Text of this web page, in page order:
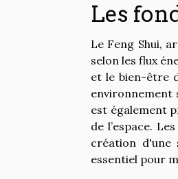
Les
Le Feng Shui,
selon les flux
et le bien-être
environnement
est également
de l’espace.
création d'une
essentiel pour